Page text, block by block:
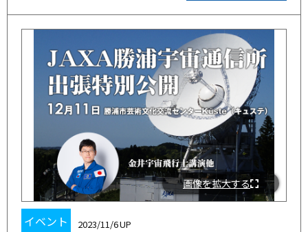
画像を拡大する
イベント 2023/11/6